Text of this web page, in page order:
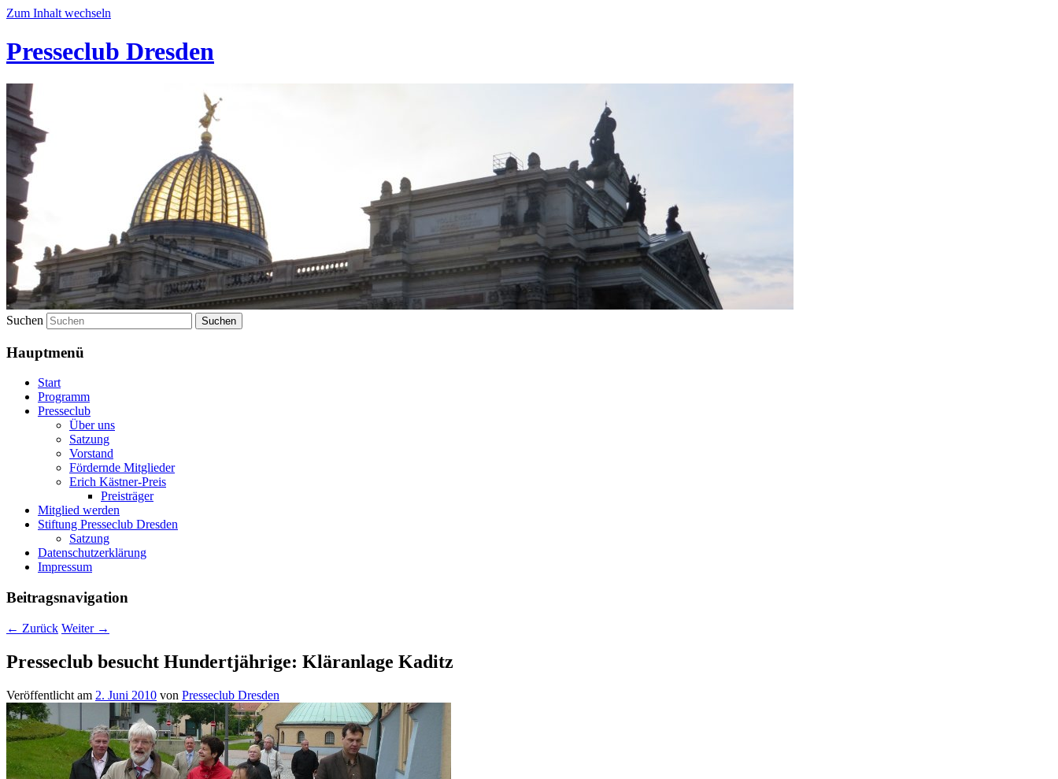
Zum Inhalt wechseln
Presseclub Dresden
Suchen
Hauptmenü
Start
Programm
Presseclub
Über uns
Satzung
Vorstand
Fördernde Mitglieder
Erich Kästner-Preis
Preisträger
Mitglied werden
Stiftung Presseclub Dresden
Satzung
Datenschutzerklärung
Impressum
Beitragsnavigation
← Zurück Weiter →
Presseclub besucht Hundertjährige: Kläranlage Kaditz
Veröffentlicht am 2. Juni 2010 von Presseclub Dresden